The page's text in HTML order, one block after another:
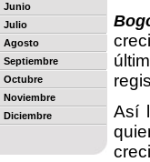
Junio
Julio
Agosto
Septiembre
Octubre
Noviembre
Diciembre
Así